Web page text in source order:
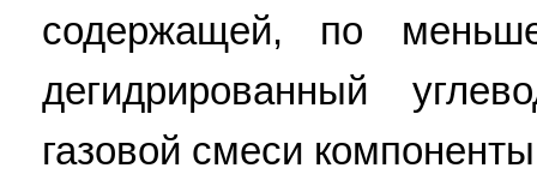
содержащей, по
дегидрированный
газовой смеси